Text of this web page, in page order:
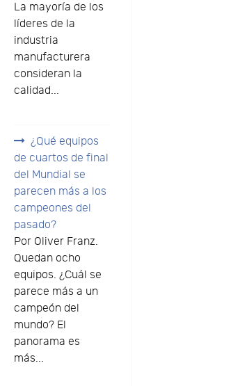
La mayoría de los
líderes de la
industria
manufacturera
consideran la
calidad...
¿Qué equipos
de cuartos de final
del Mundial se
parecen más a los
campeones del
pasado?
Por Oliver Franz.
Quedan ocho
equipos. ¿Cuál se
parece más a un
campeón del
mundo? El
panorama es
más...